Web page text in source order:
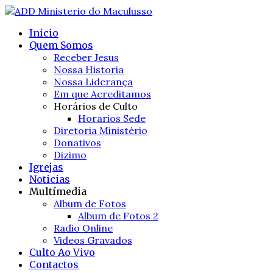
Inicio
Quem Somos
Receber Jesus
Nossa Historia
Nossa Liderança
Em que Acreditamos
Horários de Culto
Horarios Sede
Diretoria Ministério
Donativos
Dizimo
Igrejas
Noticias
Multímedia
Album de Fotos
Album de Fotos 2
Radio Online
Videos Gravados
Culto Ao Vivo
Contactos